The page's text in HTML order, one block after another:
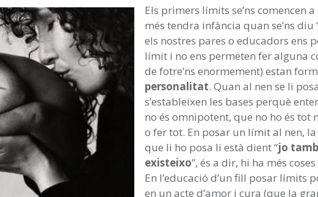
Els primers límits se’ns comencen
més tendra infància quan se’ns diu
els nostres pares o educadors ens
límit i no ens permeten fer alguna
de fotre’ns enormement) estan
personalitat. Quan al nen se li
s’estableixen les bases perquè
no és omnipotent, que no ho és tot
o fer tot. En posar un límit al nen,
que li ho posa li està dient “jo
existeixo”, és a dir, hi ha més
En l’educació d’un fill posar límits
en un acte d’amor i cura (que la